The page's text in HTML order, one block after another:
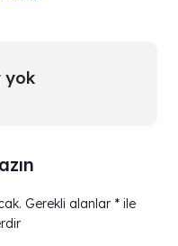
yok
Gerekli alanlar *ile